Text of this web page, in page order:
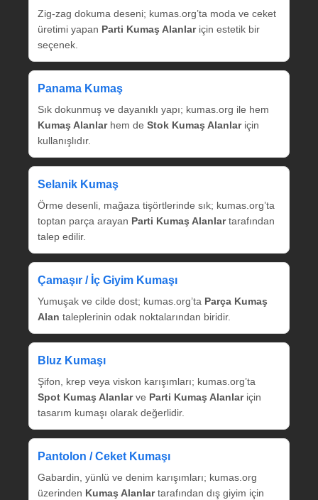
Zig‑zag dokuma deseni; kumas.org’ta moda ve ceket
üretimi yapan Parti Kumaş Alanlariçin estetik bir
seçenek.
Panama Kumaş
Sık dokunmuş ve dayanıklı yapı; kumas.org ile hem
Kumaş Alanlarhem de Stok Kumaş Alanlariçin
kullanışlıdır.
Selanik Kumaş
Örme desenli, mağaza tişörtlerinde sık; kumas.org’ta
toptan parça arayan Parti Kumaş Alanlartarafından
talep edilir.
Çamaşır / İç Giyim Kumaşı
Yumuşak ve cilde dost; kumas.org’ta Parça Kumaş
Alan taleplerinin odak noktalarından biridir.
Bluz Kumaşı
Şifon, krep veya viskon karışımları; kumas.org’ta
Spot Kumaş Alanlarve Parti Kumaş Alanlariçin
tasarım kumaşı olarak değerlidir.
Pantolon / Ceket Kumaşı
Gabardin, yünlü ve denim karışımları; kumas.org
üzerinden Kumaş Alanlartarafından dış giyim için